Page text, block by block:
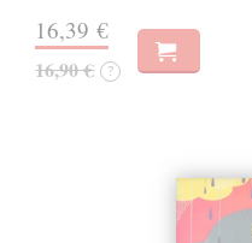
16,39 €
16,90 € ?